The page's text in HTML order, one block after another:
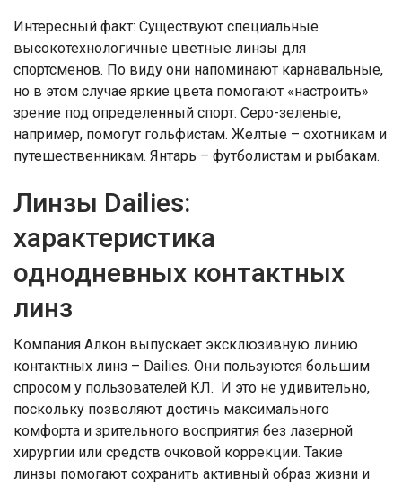
Интересный факт: Существуют специальные
высокотехнологичные цветные линзы для
спортсменов. По виду они напоминают карнавальные,
но в этом случае яркие цвета помогают «настроить»
зрение под определенный спорт. Серо-зеленые,
например, помогут гольфистам. Желтые – охотникам и
путешественникам. Янтарь – футболистам и рыбакам.
Линзы Dailies:
характеристика
однодневных контактных
линз
Компания Алкон выпускает эксклюзивную линию
контактных линз – Dailies. Они пользуются большим
спросом у пользователей КЛ. И это не удивительно,
поскольку позволяют достичь максимального
комфорта и зрительного восприятия без лазерной
хирургии или средств очковой коррекции. Такие
линзы помогают сохранить активный образ жизни и